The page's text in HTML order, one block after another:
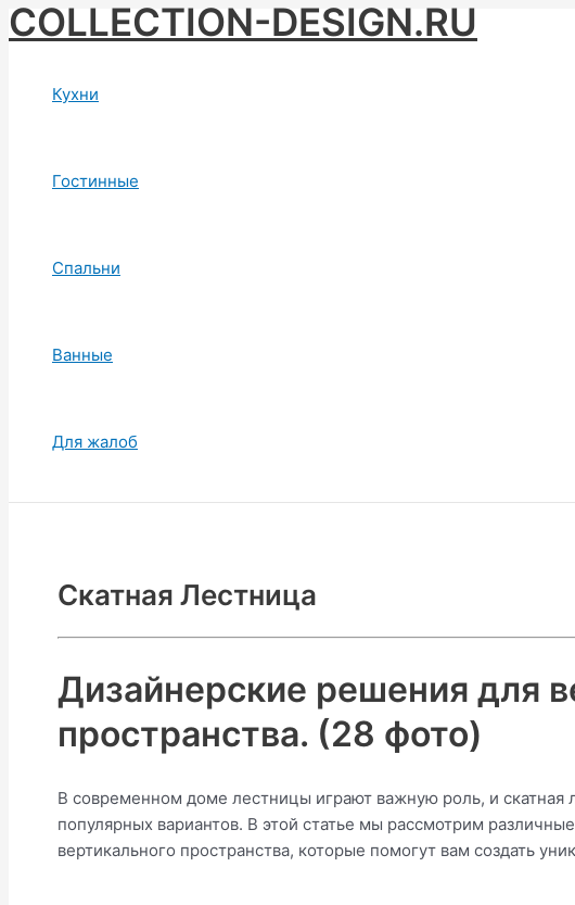
Skip
to
COLLECTION-DESIGN.RU
Кухни
Гостинные
Спальни
Ванные
Для жалоб
Скатная Лестница
Дизайнерские решения для
пространства. (28 фото)
В современном доме лестницы играют важную роль, и скатная
популярных вариантов. В этой статье мы рассмотрим
вертикального пространства, которые помогут вам создать